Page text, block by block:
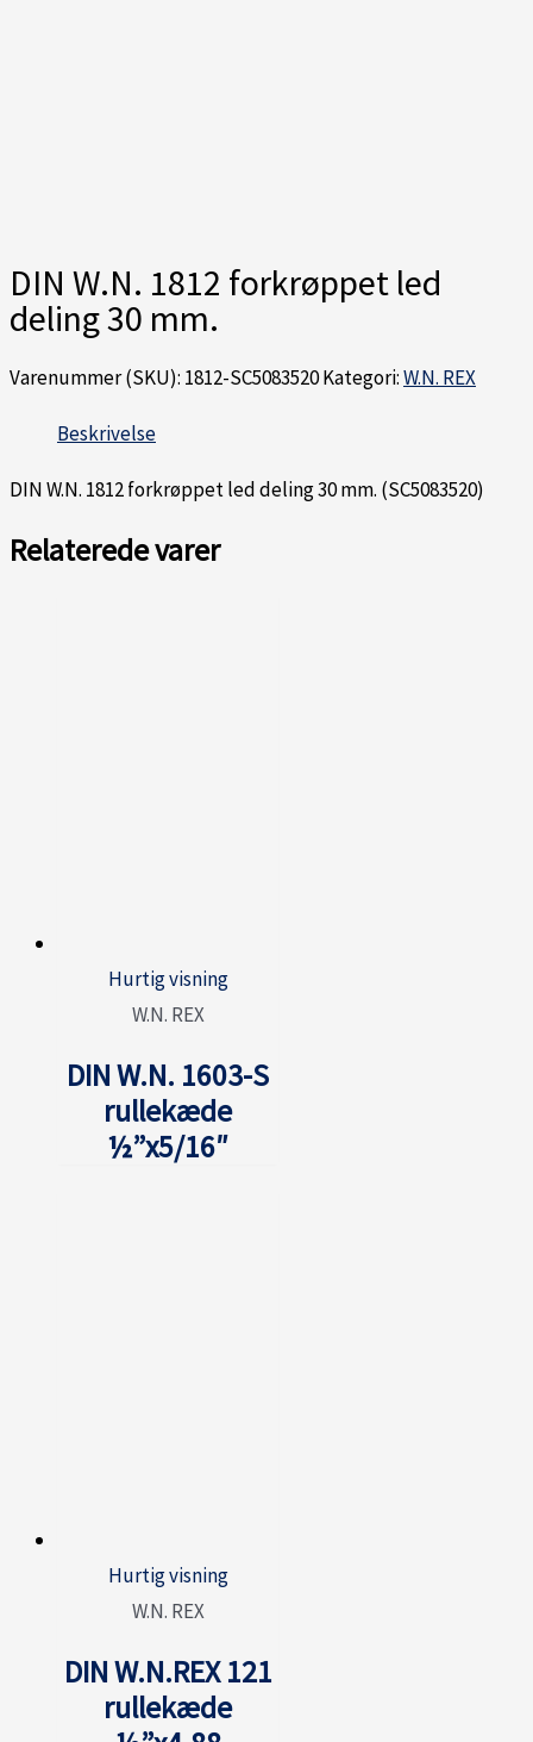
DIN W.N. 1812 forkrøppet led
deling 30 mm.
Varenummer (SKU): 1812-SC5083520Kategori:W.N. REX
Beskrivelse
DIN W.N. 1812 forkrøppet led deling 30 mm. (SC5083520)
Relaterede varer
Hurtig visning
W.N. REX
DIN W.N. 1603-S
rullekæde
½”x5/16″
Hurtig visning
W.N. REX
DIN W.N.REX 121
rullekæde